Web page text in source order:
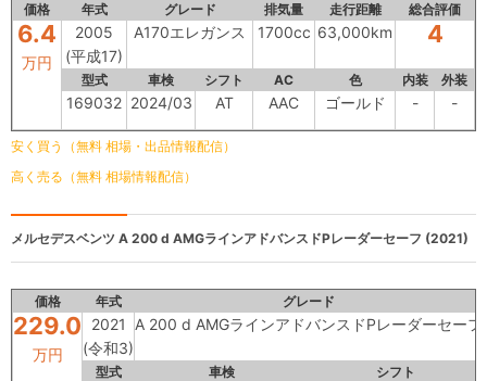
価格 年式 グレード 排気量 走行距離 総合評価
6.4
万円
2005
(平成17)
A170エレガンス 1700cc 63,000km 4
型式 車検 シフト AC 色 内装 外装
169032 2024/03 AT AAC ゴールド - -
安く買う（無料 相場・出品情報配信）
高く売る（無料 相場情報配信）
メルセデスベンツ A 200 d AMGラインアドバンスドPレーダーセーフ (2021)
価格 年式 グレード
229.0
万円
2021
(令和3)
A 200 d AMGラインアドバンスドPレーダーセーフ
型式 車検 シフト